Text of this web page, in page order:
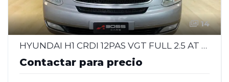
14
HYUNDAI H1 CRDI 12PAS VGT FULL 2.5 AT - 2013
Contactar para precio